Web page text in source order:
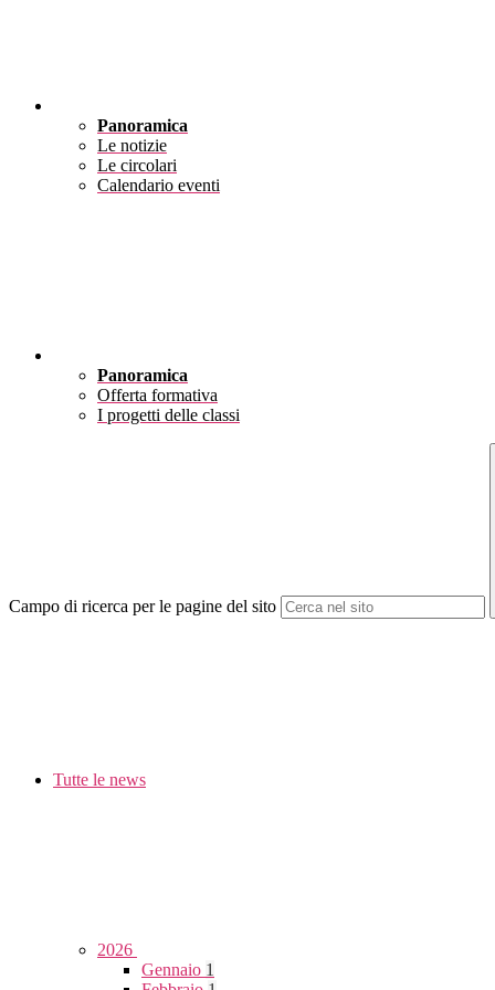
Panoramica
Le notizie
Le circolari
Calendario eventi
Panoramica
Offerta formativa
I progetti delle classi
Campo di ricerca per le pagine del sito
Tutte le news
2026
Gennaio 1